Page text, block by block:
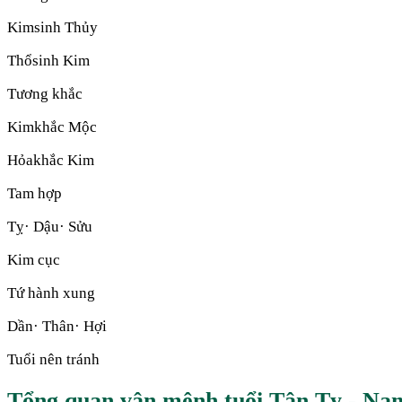
Kimsinh Thủy
Thổsinh Kim
Tương khắc
Kimkhắc Mộc
Hỏakhắc Kim
Tam hợp
Tỵ· Dậu· Sửu
Kim cục
Tứ hành xung
Dần· Thân· Hợi
Tuổi nên tránh